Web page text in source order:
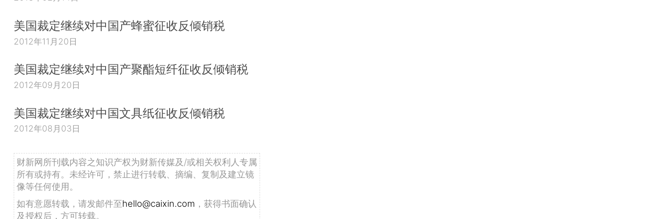
美国裁定继续对中国产蜂蜜征收反倾销税
2012年11月20日
美国裁定继续对中国产聚酯短纤征收反倾销税
2012年09月20日
美国裁定继续对中国文具纸征收反倾销税
2012年08月03日
财新网所刊载内容之知识产权为财新传媒及/或相关权利人专属
所有或持有。未经许可，禁止进行转载、摘编、复制及建立镜
像等任何使用。
如有意愿转载，请发邮件至hello@caixin.com ，获得书面确认
及授权后，方可转载。